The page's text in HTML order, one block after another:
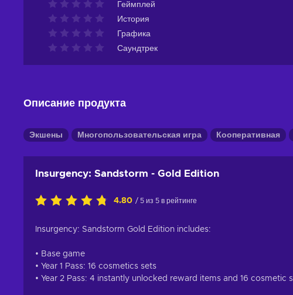
Геймплей
История
Графика
Саундтрек
Описание продукта
Экшены Многопользовательская игра Кооперативная
Insurgency: Sandstorm - Gold Edition
4.80 / 5 из 5 в рейтинге
Insurgency: Sandstorm Gold Edition includes:
• Base game
• Year 1 Pass: 16 cosmetics sets
• Year 2 Pass: 4 instantly unlocked reward items and 16 cosmetic